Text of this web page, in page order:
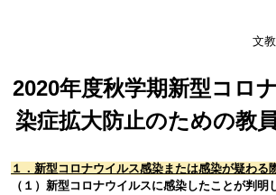
文
2020年度秋学期新型コロ
染症拡大防止のための教
１．新型コロナウイルス感染または感染が疑わる
（１）新型コロナウイルスに感染したことが判明